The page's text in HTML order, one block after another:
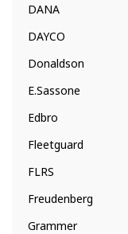
DANA
DAYCO
Donaldson
E.Sassone
Edbro
Fleetguard
FLRS
Freudenberg
Grammer